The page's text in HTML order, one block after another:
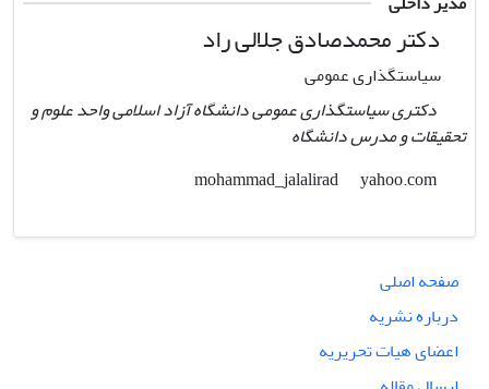
دکتر محمدصادق جلالی راد
سیاستگذاری عمومی
دکتری سیاستگذاری عمومی دانشگاه آزاد اسلامی واحد علوم و
تحقیقات و مدرس دانشگاه
yahoo.com
صفحه اصلی
درباره نشریه
اعضای هیات تحریریه